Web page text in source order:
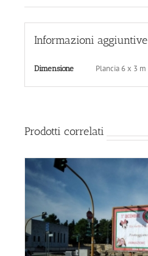
Informazioni aggiuntive
Dimensione Plancia 6 x 3 m
Prodotti correlati